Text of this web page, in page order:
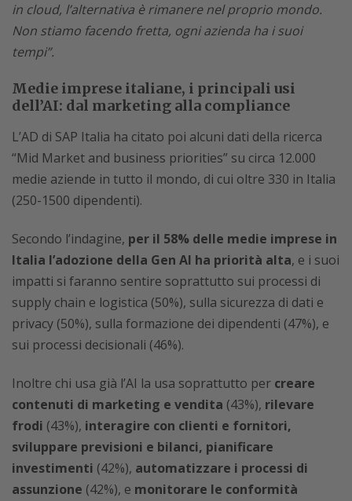
in cloud, l’alternativa è rimanere nel proprio mondo.
Non stiamo facendo fretta, ogni azienda ha i suoi
tempi”.
Medie imprese italiane, i principali usi
dell’AI: dal marketing alla compliance
L’AD di SAP Italia ha citato poi alcuni dati della ricerca
“Mid Market and business priorities” su circa 12.000
medie aziende in tutto il mondo, di cui oltre 330 in Italia
(250-1500 dipendenti).
Secondo l’indagine, per il 58% delle medie imprese in
Italia l’adozione della Gen AI ha priorità alta, e i suoi
impatti si faranno sentire soprattutto sui processi di
supply chain e logistica (50%), sulla sicurezza di dati e
privacy (50%), sulla formazione dei dipendenti (47%), e
sui processi decisionali (46%).
Inoltre chi usa già l’AI la usa soprattutto per creare
contenuti di marketing e vendita (43%), rilevare
frodi (43%), interagire con clienti e fornitori,
sviluppare previsioni e bilanci, pianificare
investimenti (42%), automatizzare i processi di
assunzione (42%), e monitorare le conformità